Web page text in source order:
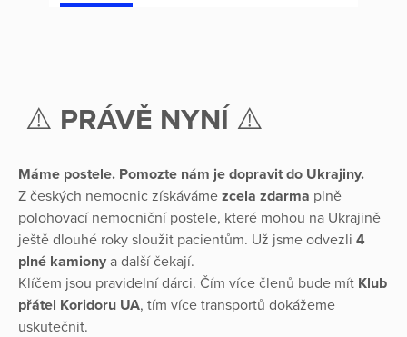
⚠️ PRÁVĚ NYNÍ ⚠️
Máme postele. Pomozte nám je dopravit do Ukrajiny.
Z českých nemocnic získáváme zcela zdarma plně
polohovací nemocniční postele, které mohou na Ukrajině
ještě dlouhé roky sloužit pacientům. Už jsme odvezli 4
plné kamiony a další čekají.
Klíčem jsou pravidelní dárci. Čím více členů bude mít Klub
přátel Koridoru UA, tím více transportů dokážeme
uskutečnit.